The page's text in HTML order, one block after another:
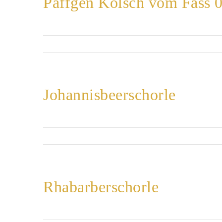
Johannisbeerschorle
Rhabarberschorle